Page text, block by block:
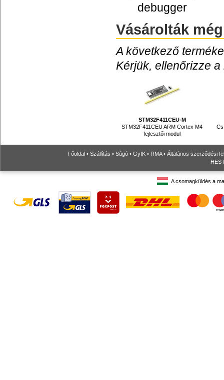
debugger
Vásárolták még
A következő
Kérjük, ellenőrizze
STM32F411CEU-M
STM32F411CEU ARM Cortex M4
fejlesztői modul
Főoldal • Szállítás • Súgó • GyIK • RMA• Általános szerződési
A csomagküldés a